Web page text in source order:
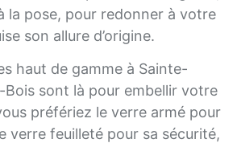
la pose, pour redonner à votre
son allure d’origine.
haut de gamme à Sainte-
Bois sont là pour embellir votre
préfériez le verre armé pour
verre feuilleté pour sa sécurité,